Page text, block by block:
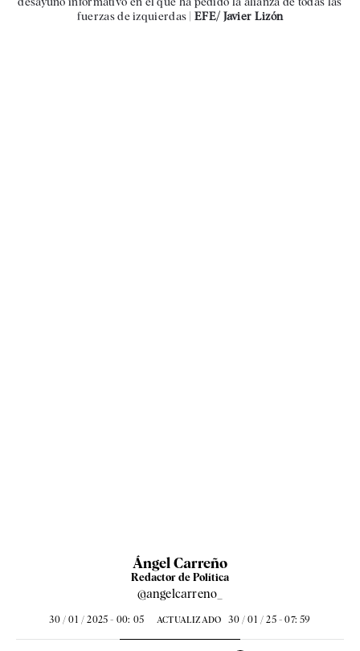
fuerzas de izquierdas |EFE/ Javier Lizón
Ángel Carreño
Redactor de Política
@angelcarreno_
30 / 01 / 2025 - 00: 05 ACTUALIZADO 30 / 01 / 25 - 07: 59